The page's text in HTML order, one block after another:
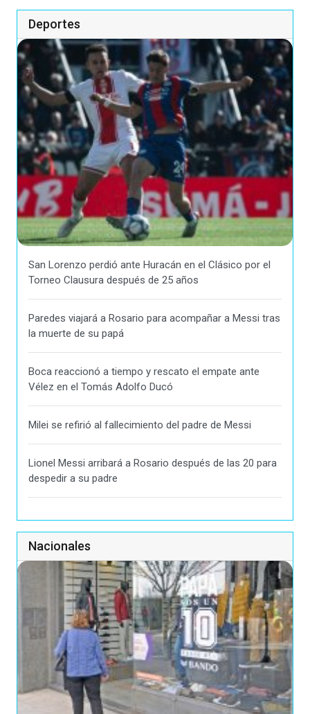
Deportes
San Lorenzo perdió ante Huracán en el Clásico por el
Torneo Clausura después de 25 años
Paredes viajará a Rosario para acompañar a Messi tras
la muerte de su papá
Boca reaccionó a tiempo y rescato el empate ante
Vélez en el Tomás Adolfo Ducó
Milei se refirió al fallecimiento del padre de Messi
Lionel Messi arribará a Rosario después de las 20 para
despedir a su padre
Nacionales